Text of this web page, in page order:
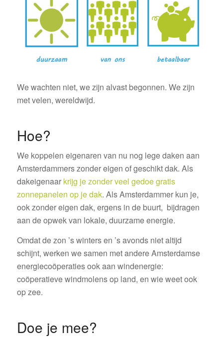
We wachten niet, we zijn alvast begonnen. We zijn
met velen, wereldwijd.
Hoe?
We koppelen eigenaren van nu nog lege daken aan
Amsterdammers zonder eigen of geschikt dak. Als
dakeigenaar krijg je zonder veel gedoe gratis
zonnepanelen op je dak. Als Amsterdammer kun je,
ook zonder eigen dak, ergens in de buurt, bijdragen
aan de opwek van lokale, duurzame energie.
Omdat de zon ’s winters en ’s avonds niet altijd
schijnt, werken we samen met andere Amsterdamse
energiecoöperaties ook aan windenergie:
coöperatieve windmolens op land, en wie weet ook
op zee.
Doe je mee?